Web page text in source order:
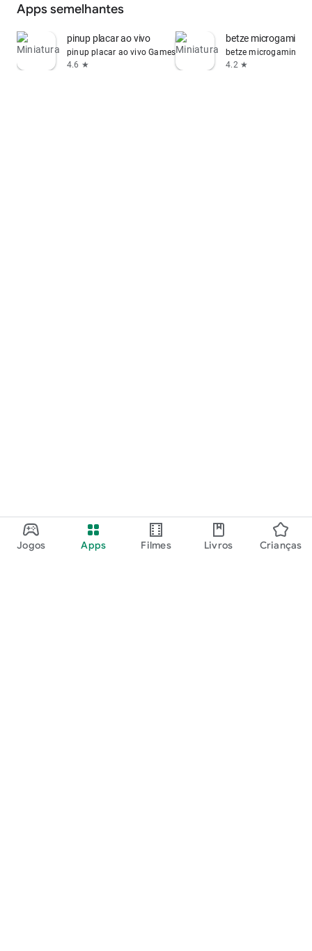
Jogos Apps Filmes Livros Crianças
Apps semelhantes
pinup placar ao vivo
pinup placar ao vivo Games
4.6 ★
betze microgaming
betze microgaming
4.2 ★